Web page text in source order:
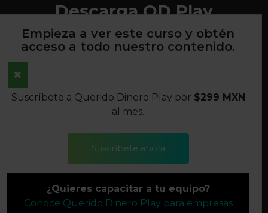
Empieza a ver este curso y obtén
acceso a todo nuestro contenido.
Suscríbete a Querido Dinero Play por $299 MXN
al mes.
Suscríbete ahora
¿Quieres capacitar a tu equipo?
Conoce Querido Dinero Play para empresas
Descarga QD Play
AVISO DE PRIVACIDAD
TÉRMINOS Y CONDICIONES
©2022 QUERIDO DINERO S.A. DE C.V. TODOS LOS
DERECHOS RESERVADOS